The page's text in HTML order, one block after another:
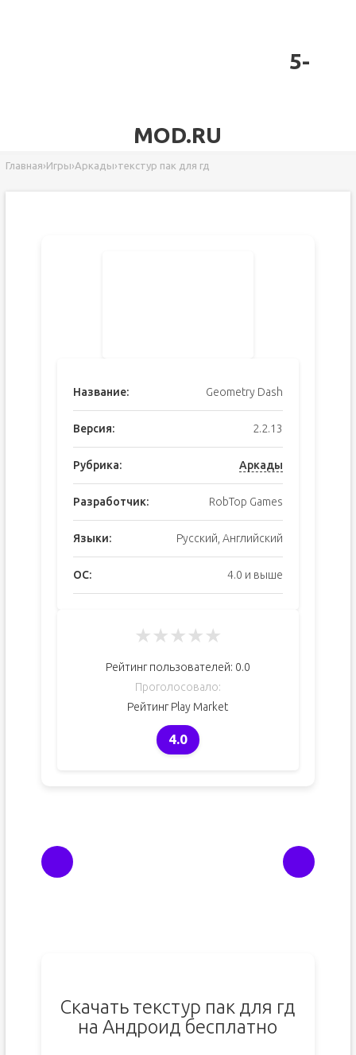
5-
MOD.RU
Главная›Игры›Аркады›текстур пак для гд
Название: Geometry Dash
Версия: 2.2.13
Рубрика: Аркады
Разработчик: RobTop Games
Языки: Русский, Английский
ОС: 4.0 и выше
★★★★★
Рейтинг пользователей: 0.0
Проголосовало:
Рейтинг Play Market
4.0
Скачать текстур пак для гд
на Андроид бесплатно